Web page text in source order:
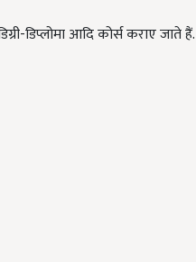
डिप्लोमा आदि कोर्स कराए जाते हैं.